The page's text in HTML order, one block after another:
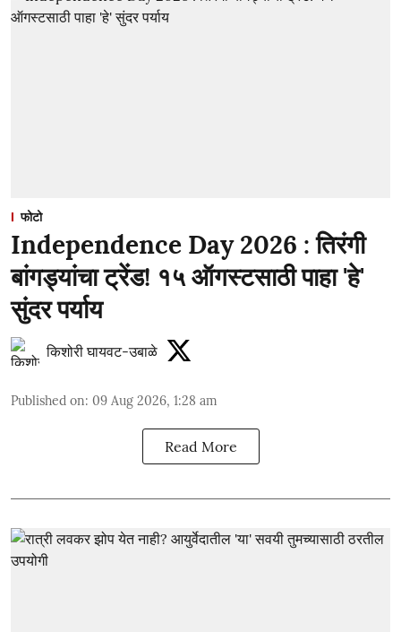
फोटो
Independence Day 2026 : तिरंगी
बांगड्यांचा ट्रेंड! १५ ऑगस्टसाठी पाहा 'हे'
सुंदर पर्याय
किशोरी घायवट-उबाळे
Published on: 09 Aug 2026, 1:28 am
Read More